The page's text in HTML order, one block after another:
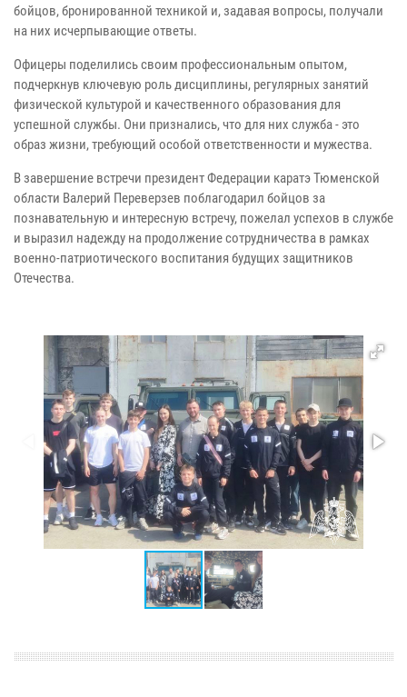
бойцов, бронированной техникой и, задавая вопросы, получали
на них исчерпывающие ответы.
Офицеры поделились своим профессиональным опытом,
подчеркнув ключевую роль дисциплины, регулярных занятий
физической культурой и качественного образования для
успешной службы. Они признались, что для них служба - это
образ жизни, требующий особой ответственности и мужества.
В завершение встречи президент Федерации каратэ Тюменской
области Валерий Переверзев поблагодарил бойцов за
познавательную и интересную встречу, пожелал успехов в службе
и выразил надежду на продолжение сотрудничества в рамках
военно-патриотического воспитания будущих защитников
Отечества.